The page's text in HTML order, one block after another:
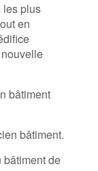
les plus
en
bâtiment
bâtiment.
bâtiment de